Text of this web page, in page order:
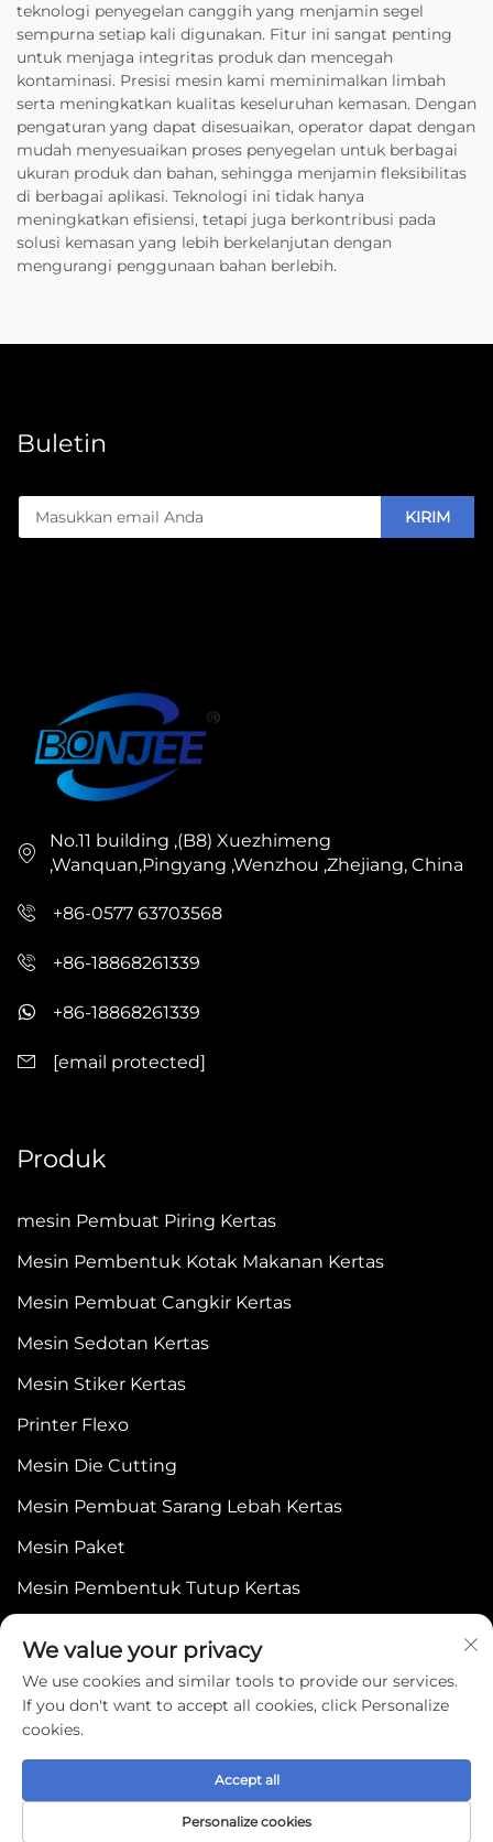
teknologi penyegelan canggih yang menjamin segel
sempurna setiap kali digunakan. Fitur ini sangat penting
untuk menjaga integritas produk dan mencegah
kontaminasi. Presisi mesin kami meminimalkan limbah
serta meningkatkan kualitas keseluruhan kemasan. Dengan
pengaturan yang dapat disesuaikan, operator dapat dengan
mudah menyesuaikan proses penyegelan untuk berbagai
ukuran produk dan bahan, sehingga menjamin fleksibilitas
di berbagai aplikasi. Teknologi ini tidak hanya
meningkatkan efisiensi, tetapi juga berkontribusi pada
solusi kemasan yang lebih berkelanjutan dengan
mengurangi penggunaan bahan berlebih.
Buletin
KIRIM
No.11 building ,(B8) Xuezhimeng
,Wanquan,Pingyang ,Wenzhou ,Zhejiang, China
+86-0577 63703568
+86-18868261339
+86-18868261339
[email protected]
Produk
mesin Pembuat Piring Kertas
Mesin Pembentuk Kotak Makanan Kertas
Mesin Pembuat Cangkir Kertas
Mesin Sedotan Kertas
Mesin Stiker Kertas
Printer Flexo
Mesin Die Cutting
Mesin Pembuat Sarang Lebah Kertas
Mesin Paket
Mesin Pembentuk Tutup Kertas
MACHINERY CO.,LTD -
Kebijakan Privasi
We value your privacy
We use cookies and similar tools to provide our services.
If you don't want to accept all cookies, click Personalize
cookies.
Personalize cookies
Accept all